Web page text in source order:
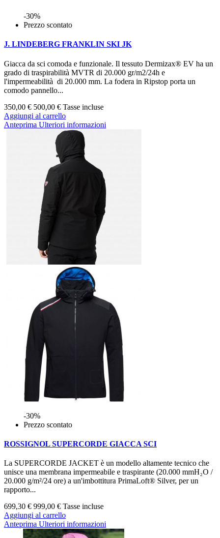
-30%
Prezzo scontato
J. LINDEBERG FRANKLIN SKI JK
Giacca da sci comoda e funzionale. Il tessuto Dermizax® EV ha un
grado di traspirabilità MVTR di 20.000 gr/m2/24h e
l'impermeabilità di 20.000 mm. La fodera in Ripstop porta un
comodo pannello...
350,00 € 500,00 € Tasse incluse
Aggiungi al carrello
Anteprima Ulteriori informazioni
-30%
Prezzo scontato
ROSSIGNOL SUPERCORDE GIACCA SCI
La SUPERCORDE JACKET è un modello altamente tecnico che
unisce una membrana impermeabile e traspirante (20.000 mmH₂O /
20.000 g/m²/24 ore) a un'imbottitura PrimaLoft® Silver, per un
rapporto...
699,30 € 999,00 € Tasse incluse
Aggiungi al carrello
Anteprima Ulteriori informazioni